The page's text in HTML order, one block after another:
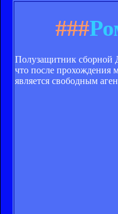
###
Полузащитник сборной
что после прохождения
является свободным